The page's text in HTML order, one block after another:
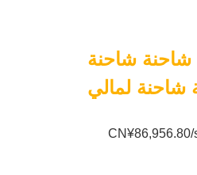
شاحنة شاحنة
شاحنة لمالي
CN¥86,956.80/